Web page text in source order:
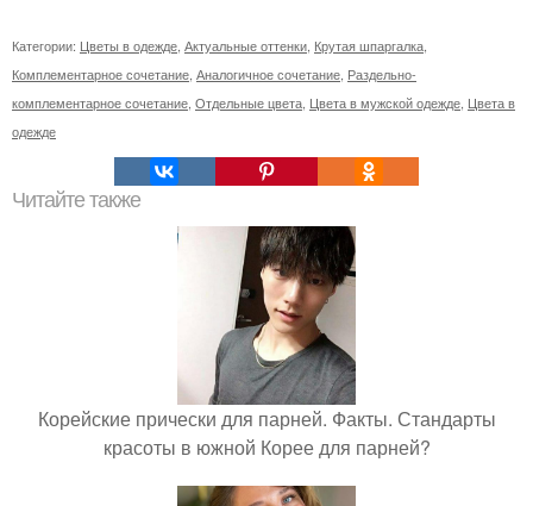
Категории: Цветы в одежде, Актуальные оттенки, Крутая шпаргалка,
Комплементарное сочетание, Аналогичное сочетание, Раздельно-
комплементарное сочетание, Отдельные цвета, Цвета в мужской одежде, Цвета в
одежде
Читайте также
Корейские прически для парней. Факты. Стандарты
красоты в южной Корее для парней?